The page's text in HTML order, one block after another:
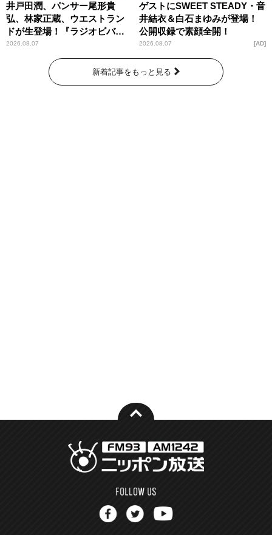
井戸田潤、パンサー尾形貴
弘、林家正蔵、ウエストラン
ドが生登場！『ラジオビバリ
ー昼ズ』
2026.08.07
ゲストにSWEET STEADY・音
井結衣＆白石まゆみが登場！
公開収録で素顔全開！
2026.08.07 AD
新着記事をもっと見る